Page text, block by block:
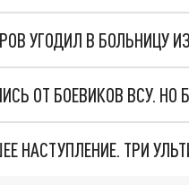
УГОДИЛ В БОЛЬНИЦУ
ОТ БОЕВИКОВ ВСУ.